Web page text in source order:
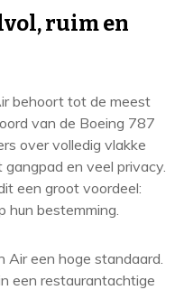
ruim en
behoort tot de meest
van de Boeing 787
over volledig vlakke
en veel privacy.
een groot voordeel:
hun bestemming.
Air een hoge standaard.
een restaurantachtige